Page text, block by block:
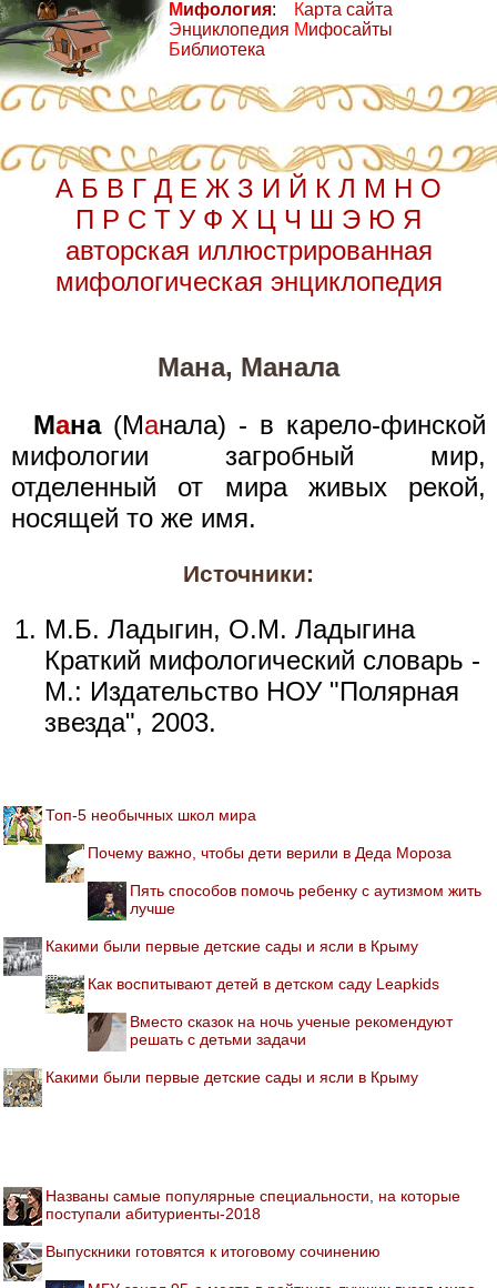
Мифология:
Энциклопедия
Библиотека
Карта сайта
Мифосайты
А Б В Г Д Е Ж З И Й К Л М Н О
П Р С Т У Ф Х Ц Ч Ш Э Ю Я
авторская иллюстрированная
мифологическая энциклопедия
Мана, Манала
Мана(Манала) - в карело-финской
мифологии загробный мир,
отделенный от мира живых рекой,
носящей то же имя.
Источники:
М.Б. Ладыгин, О.М. Ладыгина
Краткий мифологический словарь -
М.: Издательство НОУ "Полярная
звезда", 2003.
Топ-5 необычных школ мира
Почему важно, чтобы дети верили в Деда Мороза
Пять способов помочь ребенку с аутизмом жить
лучше
Какими были первые детские сады и ясли в Крыму
Как воспитывают детей в детском саду Leapkids
Вместо сказок на ночь ученые рекомендуют
решать с детьми задачи
Какими были первые детские сады и ясли в Крыму
Названы самые популярные специальности, на которые
поступали абитуриенты-2018
Выпускники готовятся к итоговому сочинению